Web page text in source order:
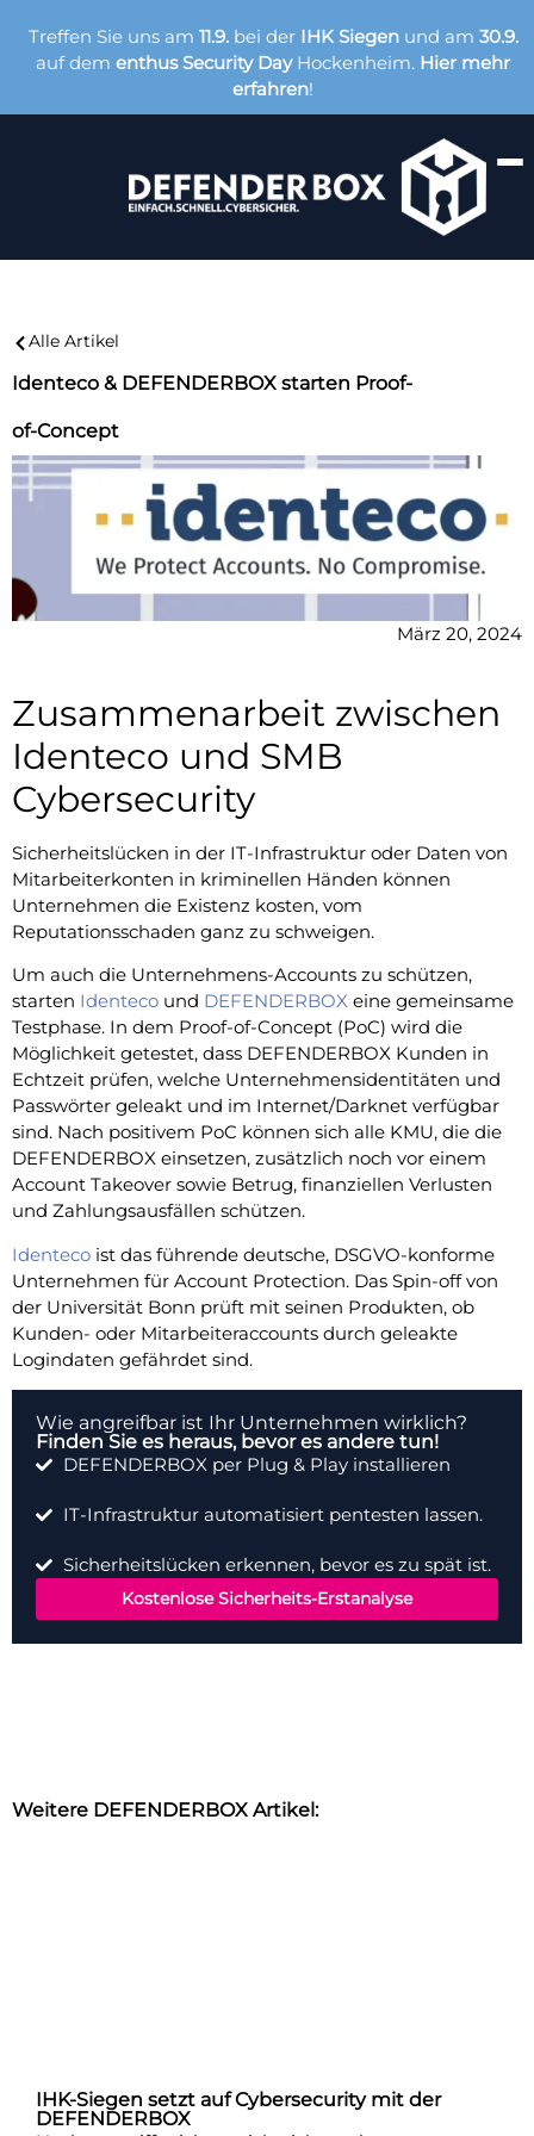
Treffen Sie uns am 11.9.bei der IHK Siegen und am 30.9.
auf dem enthus Security Day Hockenheim. Hier mehr
erfahren!
Alle Artikel
Identeco & DEFENDERBOX starten Proof-
of-Concept
März 20, 2024
Zusammenarbeit zwischen
Identeco und SMB
Cybersecurity
Sicherheitslücken in der IT-Infrastruktur oder Daten von
Mitarbeiterkonten in kriminellen Händen können
Unternehmen die Existenz kosten, vom
Reputationsschaden ganz zu schweigen.
Um auch die Unternehmens-Accounts zu schützen,
starten Identeco und DEFENDERBOX eine gemeinsame
Testphase. In dem Proof-of-Concept (PoC) wird die
Möglichkeit getestet, dass DEFENDERBOX Kunden in
Echtzeit prüfen, welche Unternehmensidentitäten und
Passwörter geleakt und im Internet/Darknet verfügbar
sind. Nach positivem PoC können sich alle KMU, die die
DEFENDERBOX einsetzen, zusätzlich noch vor einem
Account Takeover sowie Betrug, finanziellen Verlusten
und Zahlungsausfällen schützen.
Identeco ist das führende deutsche, DSGVO-konforme
Unternehmen für Account Protection. Das Spin-off von
der Universität Bonn prüft mit seinen Produkten, ob
Kunden- oder Mitarbeiteraccounts durch geleakte
Logindaten gefährdet sind.
Wie angreifbar ist Ihr Unternehmen wirklich?
Finden Sie es heraus, bevor es andere tun!
DEFENDERBOX per Plug & Play installieren
IT-Infrastruktur automatisiert pentesten lassen.
Sicherheitslücken erkennen, bevor es zu spät ist.
Kostenlose Sicherheits-Erstanalyse
Weitere DEFENDERBOX Artikel:
IHK-Siegen setzt auf Cybersecurity mit der
DEFENDERBOX